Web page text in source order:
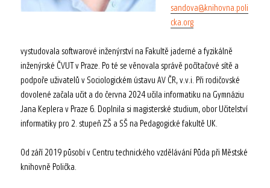
sandova@knihovna.poli
cka.org
vystudovala softwarové inženýrství na Fakultě jaderné a fyzikálně
inženýrské ČVUT v Praze. Po té se věnovala správě počítačové sítě a
podpoře uživatelů v Sociologickém ústavu AV ČR, v.v.i. Při rodičovské
dovolené začala učit a do června 2024 učila informatiku na Gymnáziu
Jana Keplera v Praze 6. Doplnila si magisterské studium, obor Učitelství
informatiky pro 2. stupeň ZŠ a SŠ na Pedagogické fakultě UK.
Od září 2019 působí v Centru technického vzdělávání Půda při Městské
knihovně Polička.